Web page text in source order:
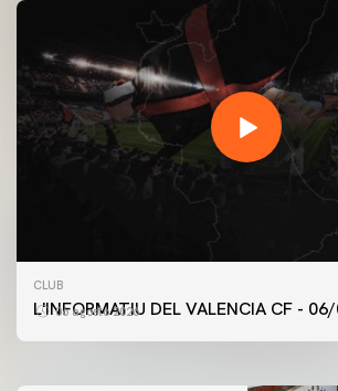
CLUB
L'INFORMATIU DEL VALENCIA CF -
06 agosto 2026
PRIMER EQUIPO
ENTRENAMIENTO DEL VALENCIA CF